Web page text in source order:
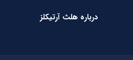
درباره هلث آرتیکلز